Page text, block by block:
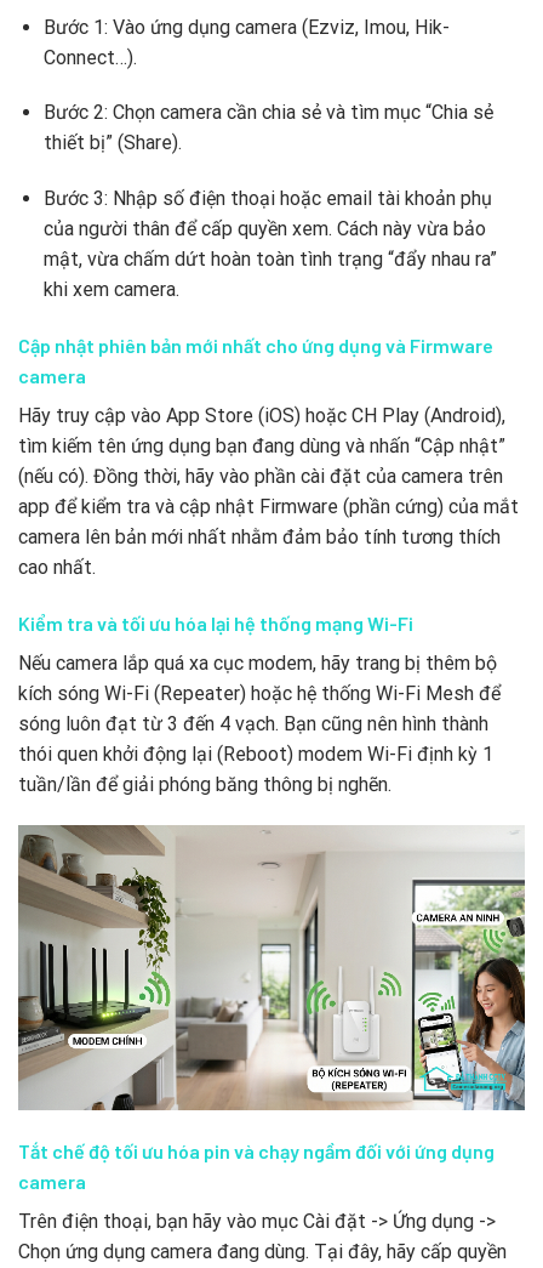
Bước 1: Vào ứng dụng camera (Ezviz, Imou, Hik-
Connect…).
Bước 2: Chọn camera cần chia sẻ và tìm mục “Chia sẻ
thiết bị” (Share).
Bước 3: Nhập số điện thoại hoặc email tài khoản phụ
của người thân để cấp quyền xem. Cách này vừa bảo
mật, vừa chấm dứt hoàn toàn tình trạng “đẩy nhau ra”
khi xem camera.
Cập nhật phiên bản mới nhất cho ứng dụng và Firmware
camera
Hãy truy cập vào App Store (iOS) hoặc CH Play (Android),
tìm kiếm tên ứng dụng bạn đang dùng và nhấn “Cập nhật”
(nếu có). Đồng thời, hãy vào phần cài đặt của camera trên
app để kiểm tra và cập nhật Firmware (phần cứng) của mắt
camera lên bản mới nhất nhằm đảm bảo tính tương thích
cao nhất.
Kiểm tra và tối ưu hóa lại hệ thống mạng Wi-Fi
Nếu camera lắp quá xa cục modem, hãy trang bị thêm bộ
kích sóng Wi-Fi (Repeater) hoặc hệ thống Wi-Fi Mesh để
sóng luôn đạt từ 3 đến 4 vạch. Bạn cũng nên hình thành
thói quen khởi động lại (Reboot) modem Wi-Fi định kỳ 1
tuần/lần để giải phóng băng thông bị nghẽn.
Tắt chế độ tối ưu hóa pin và chạy ngầm đối với ứng dụng
camera
Trên điện thoại, bạn hãy vào mục Cài đặt -> Ứng dụng ->
Chọn ứng dụng camera đang dùng. Tại đây, hãy cấp quyền